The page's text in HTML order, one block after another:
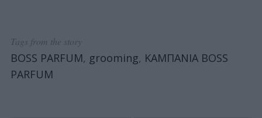
Tags from the story
BOSS PARFUM, grooming, ΚΑΜΠΑΝΙΑ BOSS
PARFUM